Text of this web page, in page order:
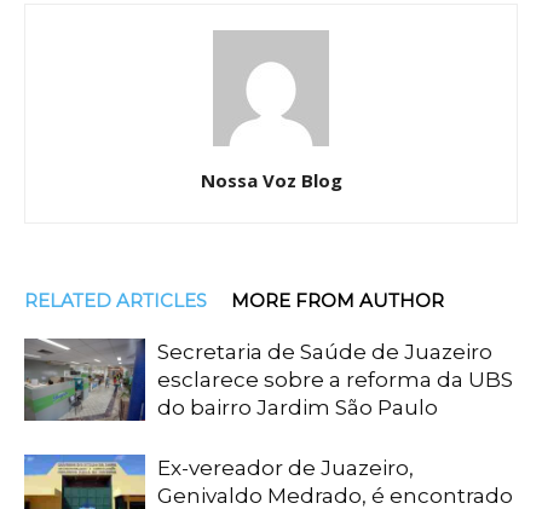
Nossa Voz Blog
RELATED ARTICLES MORE FROM AUTHOR
Secretaria de Saúde de Juazeiro
esclarece sobre a reforma da UBS
do bairro Jardim São Paulo
Ex-vereador de Juazeiro,
Genivaldo Medrado, é encontrado